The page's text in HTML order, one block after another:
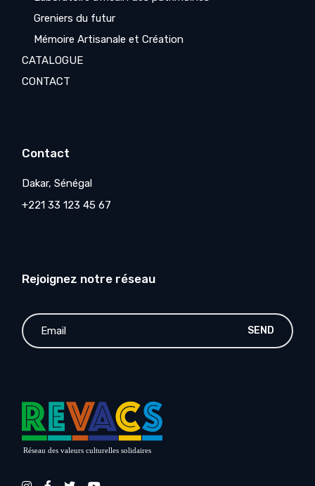
Greniers du futur
Mémoire Artisanale et Création
CATALOGUE
CONTACT
Contact
Dakar, Sénégal
+221 33 123 45 67
Rejoignez notre réseau
SEND
Réseau des valeurs culturelles solidaires